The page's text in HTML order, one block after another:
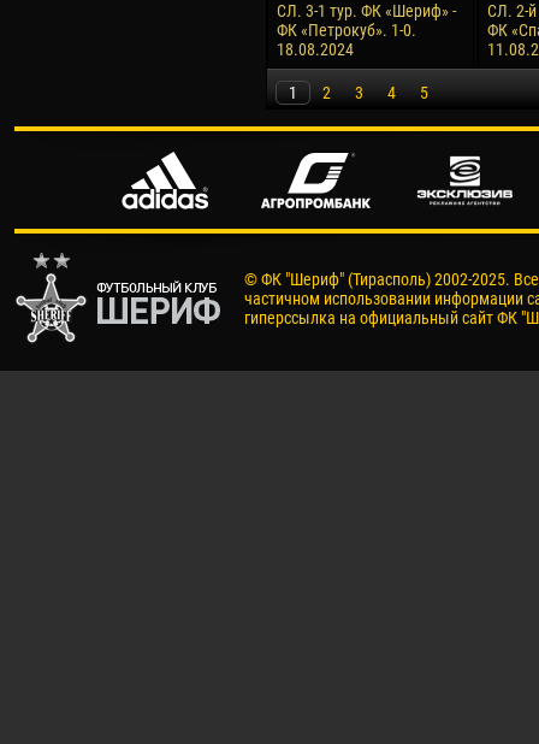
СЛ. 3-1 тур. ФК «Шериф» -
ФК «Петрокуб». 1-0.
18.08.2024
СЛ. 2-
ФК
1 2 3 4 5
© ФК "Шериф" (Тирасполь) 2002-2025.
частичном использовании информации
гиперссылка на официальный сайт ФК